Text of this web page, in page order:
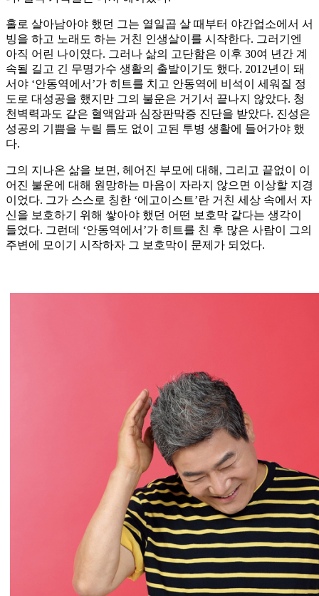
홀로 살아남아야 했던 그는 열일곱 살 때부터 야간업소에서 서
빙을 하고 노래도 하는 거친 인생살이를 시작한다. 그러기엔
아직 어린 나이였다. 그러나 삶의 고단함은 이후 30여 년간 계
속될 길고 긴 무명가수 생활의 출발이기도 했다. 2012년이 돼
서야 ‘안동역에서’가 히트를 치고 안동역에 비석이 세워질 정
도로 대성공을 했지만 그의 불운은 거기서 끝나지 않았다. 청
천벽력과도 같은 혈액암과 심장판막증 진단을 받았다. 진성은
성공의 기쁨을 누릴 틈도 없이 고된 투병 생활에 들어가야 했
다.
그의 지나온 삶을 보면, 헤어진 부모에 대해, 그리고 끝없이 이
어진 불운에 대해 원망하는 마음이 자라지 않으면 이상할 지경
이었다. 그가 스스로 칭한 ‘에고이스트’란 거친 세상 속에서 자
신을 보호하기 위해 쌓아야 했던 어떤 보호막 같다는 생각이
들었다. 그런데 ‘안동역에서’가 히트를 친 후 많은 사람이 그의
주변에 모이기 시작하자 그 보호막이 문제가 되었다.